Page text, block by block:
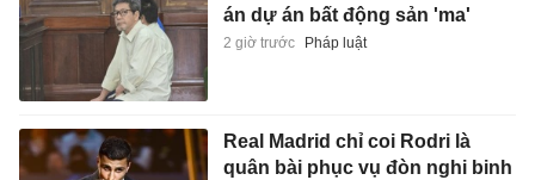
án dự án bất động sản 'ma'
2 giờ trước Pháp luật
Real Madrid chỉ coi Rodri là
quân bài phục vụ đòn nghi binh